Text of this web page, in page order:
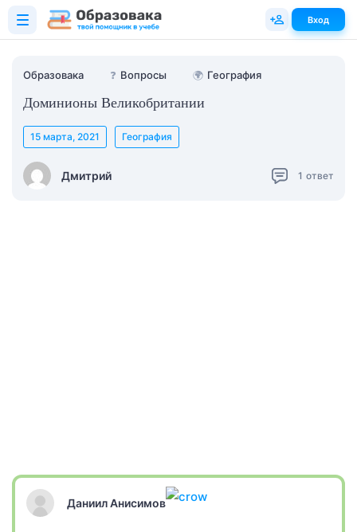
Образовака ❓ Вопросы 🌍 География
Доминионы Великобритании
Дмитрий
15 марта, 2021 География
1 ответ
Даниил Анисимов
Вход